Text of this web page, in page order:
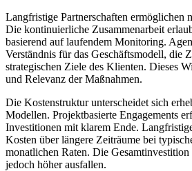
Langfristige Partnerschaften ermöglichen
Die kontinuierliche Zusammenarbeit
basierend auf laufendem Monitoring.
Verständnis für das Geschäftsmodell, die
strategischen Ziele des Klienten. Dieses
und Relevanz der Maßnahmen.
Die Kostenstruktur unterscheidet sich
Modellen. Projektbasierte Engagements
Investitionen mit klarem Ende.
Kosten über längere Zeiträume bei
monatlichen Raten. Die Gesamtinvestition
jedoch höher ausfallen.